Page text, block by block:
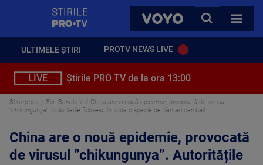
VOYO
CAUTA
TOATE
ULTIMELE ȘTIRI PROTV NEWS LIVE
LIVE Știrile PRO TV de la ora 13:00
Stirileprotv Stiri Sanatate
China are o nouă epidemie, provocată de virusul
”chikungunya”. Autoritățile folosesc în luptă o specie de ”țânțari canibali”
China are o nouă epidemie, provocată
de virusul ”chikungunya”. Autoritățile